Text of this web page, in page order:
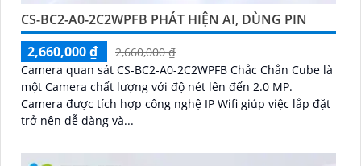
CS-BC2-A0-2C2WPFB PHÁT HIỆN AI, DÙNG PIN
2,660,000 ₫
2,660,000 ₫
Camera quan sát CS-BC2-A0-2C2WPFB Chắc Chắn Cube là
một Camera chất lượng với độ nét lên đến 2.0 MP.
Camera được tích hợp công nghệ IP Wifi giúp việc lắp đặt
trở nên dễ dàng và...